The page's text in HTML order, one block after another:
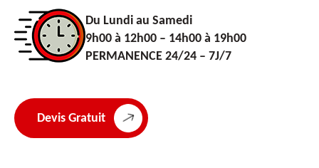
Du Lundi au Samedi
9h00 à 12h00 – 14h00 à 19h00
PERMANENCE 24/24 – 7J/7
Devis Gratuit